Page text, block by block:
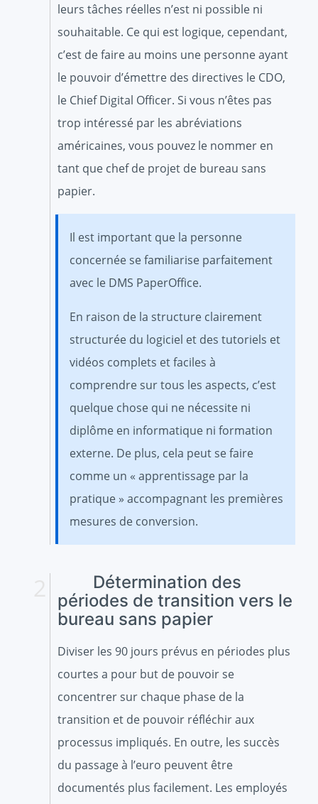
leurs tâches réelles n’est ni possible ni
souhaitable. Ce qui est logique, cependant,
c’est de faire au moins une personne ayant
le pouvoir d’émettre des directives le CDO,
le Chief Digital Officer. Si vous n’êtes pas
trop intéressé par les abréviations
américaines, vous pouvez le nommer en
tant que chef de projet de bureau sans
papier.
Il est important que la personne
concernée se familiarise parfaitement
avec le DMS PaperOffice.
En raison de la structure clairement
structurée du logiciel et des tutoriels et
vidéos complets et faciles à
comprendre sur tous les aspects, c’est
quelque chose qui ne nécessite ni
diplôme en informatique ni formation
externe. De plus, cela peut se faire
comme un « apprentissage par la
pratique » accompagnant les premières
mesures de conversion.
Détermination des
périodes de transition vers le
bureau sans papier
Diviser les 90 jours prévus en périodes plus
courtes a pour but de pouvoir se
concentrer sur chaque phase de la
transition et de pouvoir réfléchir aux
processus impliqués. En outre, les succès
du passage à l’euro peuvent être
documentés plus facilement. Les employés